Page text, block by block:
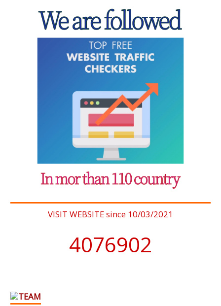
VISIT WEBSITE since 10/03/2021
4076902